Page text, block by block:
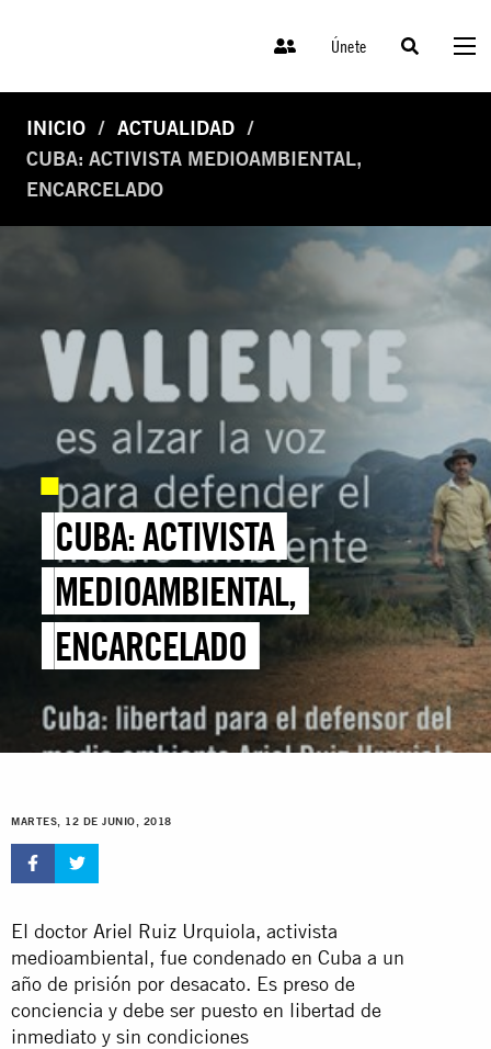
Únete
INICIO
ACTUALIDAD
CUBA: ACTIVISTA MEDIOAMBIENTAL,
ENCARCELADO
CUBA: ACTIVISTA
MEDIOAMBIENTAL,
ENCARCELADO
MARTES, 12 DE JUNIO, 2018
El doctor Ariel Ruiz Urquiola, activista
medioambiental, fue condenado en Cuba a un
año de prisión por desacato. Es preso de
conciencia y debe ser puesto en libertad de
inmediato y sin condiciones